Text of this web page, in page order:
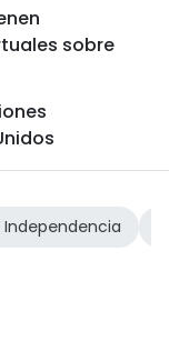
sobre
Independencia